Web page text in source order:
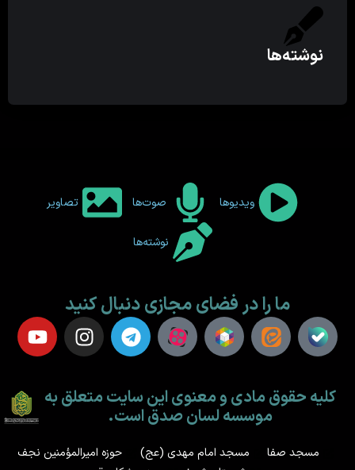
نوشته‌ها
ویدیوها صوت‌ها تصاویر
نوشته‌ها
ما را در فضای مجازی دنبال کنید
کلیه حقوق مادی و معنوی این سایت متعلق به
موسسه لسان صدق است.
مسجد صفا مسجد امام مهدی (عج)
حوزه امیرالمؤمنین نجف